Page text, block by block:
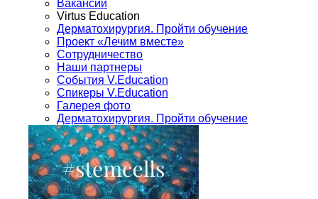
Вакансии
Virtus Education
Дерматохирургия. Пройти обучение
Проект «Лечим вместе»
Сотрудничество
Наши партнеры
События V.Education
Спикеры V.Education
Галерея фото
Дерматохирургия. Пройти обучение